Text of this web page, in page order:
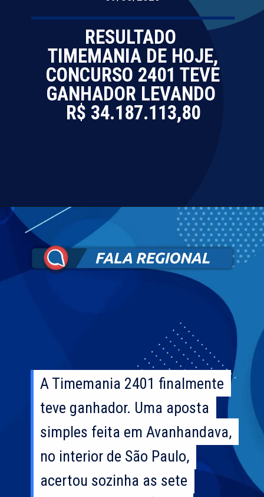
RESULTADO
TIMEMANIA DE HOJE,
CONCURSO 2401 TEVE
GANHADOR LEVANDO
R$ 34.187.113,80
A Timemania 2401 finalmente
teve ganhador. Uma aposta
simples feita em Avanhandava,
no interior de São Paulo,
acertou sozinha as sete
A Timemania 2401 finalmente
teve ganhador. Uma aposta
simples feita em Avanhandava,
no interior de São Paulo,
acertou sozinha as sete